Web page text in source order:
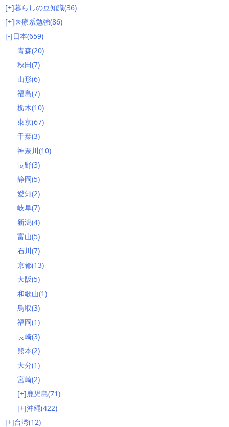
[+]暮らしの豆知識(36)
[+]医療系勉強(86)
[-]日本(659)
青森(20)
秋田(7)
山形(6)
福島(7)
栃木(10)
東京(67)
千葉(3)
神奈川(10)
長野(3)
静岡(5)
愛知(2)
岐阜(7)
新潟(4)
富山(5)
石川(7)
京都(13)
大阪(5)
和歌山(1)
鳥取(3)
福岡(1)
長崎(3)
熊本(2)
大分(1)
宮崎(2)
[+]鹿児島(71)
[+]沖縄(422)
[+]台湾(12)